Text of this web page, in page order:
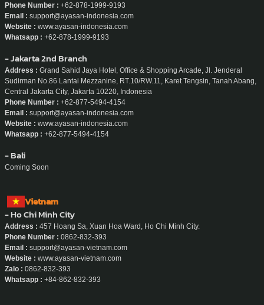
Phone Number : +62-878-1999-9193
Email : support@ayasan-indonesia.com
Website : www.ayasan-indonesia.com
Whatsapp : +62-878-1999-9193
- Jakarta 2nd Branch
Address : Grand Sahid Jaya Hotel, Office & Shopping Arcade, Jl. Jenderal
Sudirman No.86 Lantai Mezzanine, RT.10/RW.11, Karet Tengsin, Tanah Abang,
Central Jakarta City, Jakarta 10220, Indonesia
Phone Number : +62-877-5494-4154
Email : support@ayasan-indonesia.com
Website : www.ayasan-indonesia.com
Whatsapp : +62-877-5494-4154
- Bali
Coming Soon
Vietnam
- Ho Chi Minh City
Address : 457 Hoang Sa, Xuan Hoa Ward, Ho Chi Minh City.
Phone Number : 0862-832-393
Email : support@ayasan-vietnam.com
Website : www.ayasan-vietnam.com
Zalo : 0862-832-393
Whatsapp : +84-862-832-393